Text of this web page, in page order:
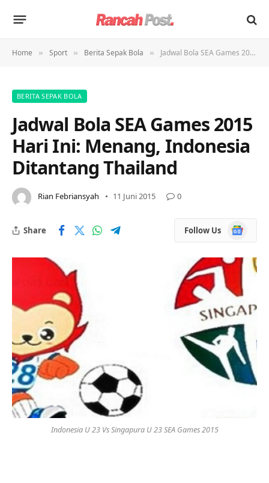
Home » Sport » Berita Sepak Bola » Jadwal Bola SEA Games 2015 Hari Ini: Menang, Indonesia Ditantang Thailand
BERITA SEPAK BOLA
Jadwal Bola SEA Games 2015
Hari Ini: Menang, Indonesia
Ditantang Thailand
Rian Febriansyah 11 Juni 2015 0
Share Follow Us
Google
News
Indonesia U 23 Vs Singapura U 23 SEA Games 2015